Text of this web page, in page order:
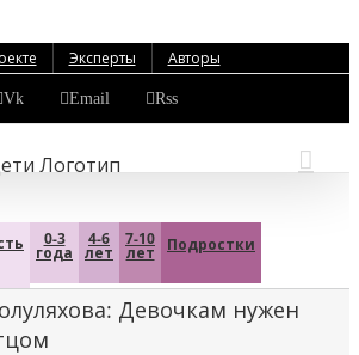
Эксперты Авторы
Vk Email Rss
0-3
года
4-6
лет
7-10
лет Подростки
Девочкам нужен